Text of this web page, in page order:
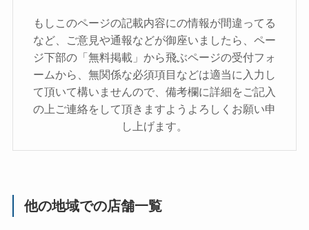
もしこのページの記載内容にの情報が間違ってる
など、ご意見や通報などが御座いましたら、ペー
ジ下部の「無料掲載」から飛ぶページの受付フォ
ームから、無関係な必須項目などは適当に入力し
て頂いて構いませんので、備考欄に詳細をご記入
の上ご連絡をして頂きますようよろしくお願い申
し上げます。
他の地域での店舗一覧